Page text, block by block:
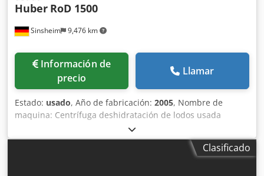
Sinsheim 9,476 km
Huber RoD 1500
Información de
precio
Llamar
Estado: usado, Año de fabricación: 2005, Nombre de
maquina: Centrífuga deshidratación de lodos usada
Dcjdpsy Edfbsfx Abpjk Fabricante: Huber Tipo: RoD 1500
Año de fabricación: 2005 Motor de accionamiento: 18,5 kW
Capacidad de procesamiento m³/h: 12 DensidadClasificado